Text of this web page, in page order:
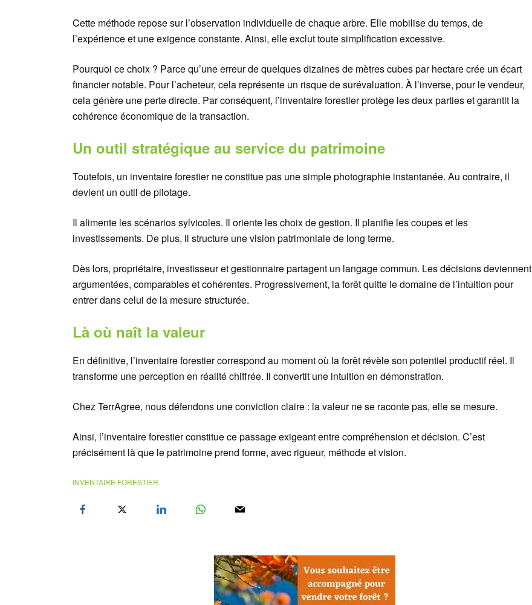
Cette méthode repose sur l’observation individuelle de chaque arbre. Elle mobilise du temps, de
l’expérience et une exigence constante. Ainsi, elle exclut toute simplification excessive.
Pourquoi ce choix ? Parce qu’une erreur de quelques dizaines de mètres cubes par hectare crée un écart
financier notable. Pour l’acheteur, cela représente un risque de surévaluation. À l’inverse, pour le vendeur,
cela génère une perte directe. Par conséquent, l’inventaire forestier protège les deux parties et garantit la
cohérence économique de la transaction.
Un outil stratégique au service du patrimoine
Toutefois, un inventaire forestier ne constitue pas une simple photographie instantanée. Au contraire, il
devient un outil de pilotage.
Il alimente les scénarios sylvicoles. Il oriente les choix de gestion. Il planifie les coupes et les
investissements. De plus, il structure une vision patrimoniale de long terme.
Dès lors, propriétaire, investisseur et gestionnaire partagent un langage commun. Les décisions deviennent
argumentées, comparables et cohérentes. Progressivement, la forêt quitte le domaine de l’intuition pour
entrer dans celui de la mesure structurée.
Là où naît la valeur
En définitive, l’inventaire forestier correspond au moment où la forêt révèle son potentiel productif réel. Il
transforme une perception en réalité chiffrée. Il convertit une intuition en démonstration.
Chez TerrAgree, nous défendons une conviction claire : la valeur ne se raconte pas, elle se mesure.
Ainsi, l’inventaire forestier constitue ce passage exigeant entre compréhension et décision. C’est
précisément là que le patrimoine prend forme, avec rigueur, méthode et vision.
INVENTAIRE FORESTIER